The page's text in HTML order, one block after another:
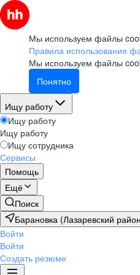
Мы используем файлы
Правила использования
Мы используем файлы
Понятно
Ищу работу
Ищу работу
Ищу работу
Ищу сотрудника
Сервисы
Помощь
Ещё
Поиск
Барановка (Лазаревский
Войти
Войти
Создать резюме